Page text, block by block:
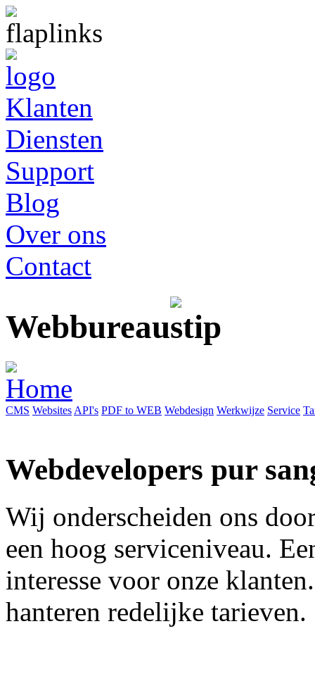
Klanten
Diensten
Support
Blog
Over ons
Contact
Webbureau
CMS Websites API's PDF to WEB Webdesign Werkwijze Service
Webdevelopers pur
Wij onderscheiden ons
een hoog serviceniveau.
interesse voor onze
hanteren redelijke tarieven.